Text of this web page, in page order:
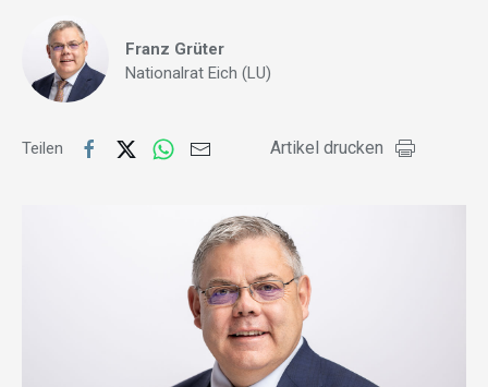
Franz Grüter
Nationalrat Eich (LU)
Teilen Artikel drucken